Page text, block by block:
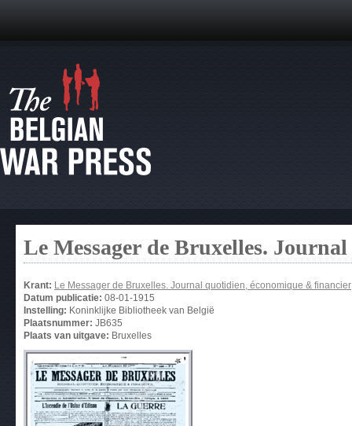
Le Messager de Bruxelles.
Krant: Le Messager de Bruxelles. Journal quotidien, économique & financier
Datum publicatie: 08-01-1915
Instelling: Koninklijke Bibliotheek van België
Plaatsnummer: JB635
Plaats van uitgave: Bruxelles